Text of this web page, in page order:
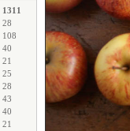
1311
28
108
40
21
25
28
43
40
21